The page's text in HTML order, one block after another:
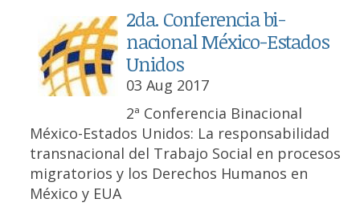
2da. Conferencia bi-
nacional México-Estados
Unidos
03 Aug 2017
2ª Conferencia Binacional
México-Estados Unidos: La responsabilidad
transnacional del Trabajo Social en procesos
migratorios y los Derechos Humanos en
México y EUA